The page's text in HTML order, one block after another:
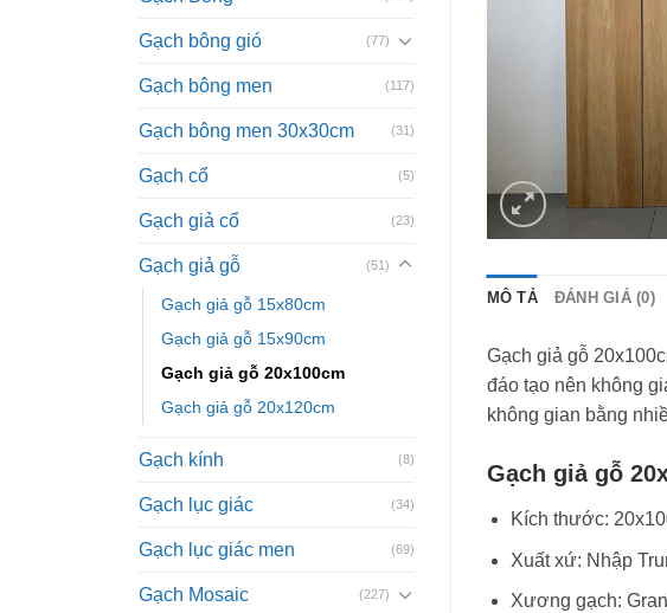
Gạch bông gió (77)
Gạch bông men (117)
Gạch bông men 30x30cm (31)
Gạch cổ (5)
Gạch giả cổ (23)
Gạch giả gỗ (51)
Gạch giả gỗ 15x80cm
Gạch giả gỗ 15x90cm
Gạch giả gỗ 20x100cm
Gạch giả gỗ 20x120cm
Gạch kính (8)
Gạch lục giác (34)
Gạch lục giác men (69)
Gạch Mosaic (227)
MÔ TẢ ĐÁNH GIÁ (0)
Gạch giả gỗ
đáo tạo nên không
không gian bằng
Gạch giả gỗ
Kích thước:
Xuất xứ: Nhập
Xương gạch: